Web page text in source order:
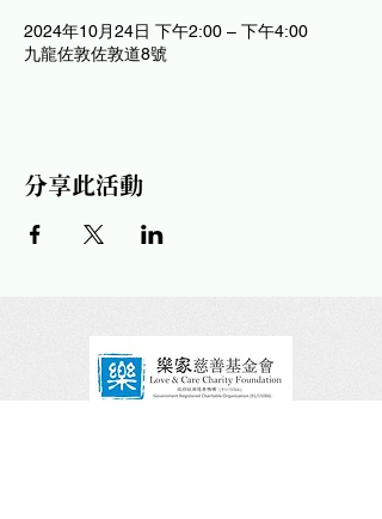
2024年10月24日 下午2:00 – 下午4:00
九龍佐敦佐敦道8號
分享此活動